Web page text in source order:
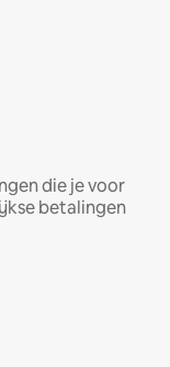
die je voor
betalingen